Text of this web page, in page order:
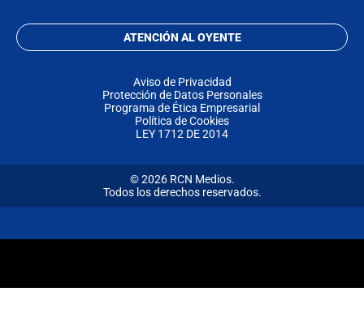
ATENCIÓN AL OYENTE
Aviso de Privacidad
Protección de Datos Personales
Programa de Ética Empresarial
Política de Cookies
LEY 1712 DE 2014
© 2026 RCN Medios.
Todos los derechos reservados.